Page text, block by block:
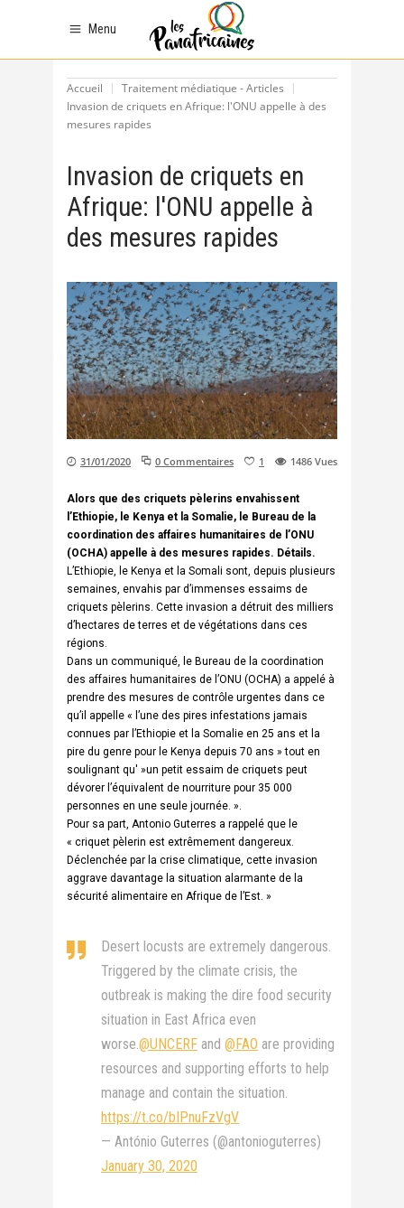
Menu
Accueil
Traitement médiatique - Articles
Invasion de criquets en Afrique: l'ONU appelle à des
mesures rapides
Invasion de criquets en
Afrique: l'ONU appelle à
des mesures rapides
31/01/2020 0 Commentaires 1 1486 Vues
Alors que des criquets pèlerins envahissent
l’Ethiopie, le Kenya et la Somalie, le Bureau de la
coordination des affaires humanitaires de l’ONU
(OCHA) appelle à des mesures rapides. Détails.
L’Ethiopie, le Kenya et la Somali sont, depuis plusieurs
semaines, envahis par d’immenses essaims de
criquets pèlerins. Cette invasion a détruit des milliers
d’hectares de terres et de végétations dans ces
régions.
Dans un communiqué, le Bureau de la coordination
des affaires humanitaires de l’ONU (OCHA) a appelé à
prendre des mesures de contrôle urgentes dans ce
qu’il appelle « l’une des pires infestations jamais
connues par l’Ethiopie et la Somalie en 25 ans et la
pire du genre pour le Kenya depuis 70 ans » tout en
soulignant qu' »un petit essaim de criquets peut
dévorer l’équivalent de nourriture pour 35 000
personnes en une seule journée. ».
Pour sa part, Antonio Guterres a rappelé que le
« criquet pèlerin est extrêmement dangereux.
Déclenchée par la crise climatique, cette invasion
aggrave davantage la situation alarmante de la
sécurité alimentaire en Afrique de l’Est. »
Desert locusts are extremely dangerous.
Triggered by the climate crisis, the
outbreak is making the dire food security
situation in East Africa even
worse.@UNCERF and @FAO are providing
resources and supporting efforts to help
manage and contain the situation.
https://t.co/bIPnuFzVgV
— António Guterres (@antonioguterres)
January 30, 2020